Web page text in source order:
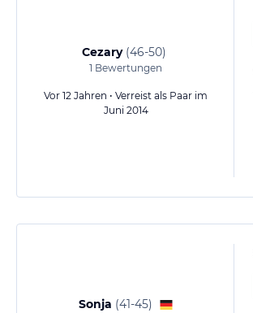
Cezary (46-50)
1 Bewertungen
Vor 12 Jahren • Verreist als Paar im
Juni 2014
Sonja (41-45)